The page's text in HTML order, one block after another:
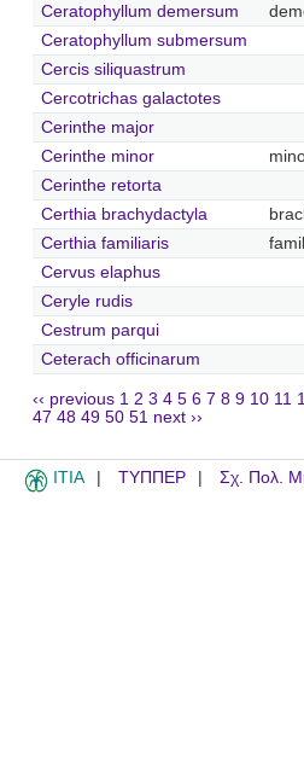
Ceratophyllum demersum
Ceratophyllum submersum
Cercis siliquastrum
Cercotrichas galactotes
Cerinthe major
Cerinthe minor
Cerinthe retorta
Certhia brachydactyla
Certhia familiaris
Cervus elaphus
Ceryle rudis
Cestrum parqui
Ceterach officinarum
‹‹ previous 1 2 3 4 5 6 7 8 9 10 11
47 48 49 50 51 next ››
ITIA ΤΥΠΠΕΡ Σχ. Πολ.